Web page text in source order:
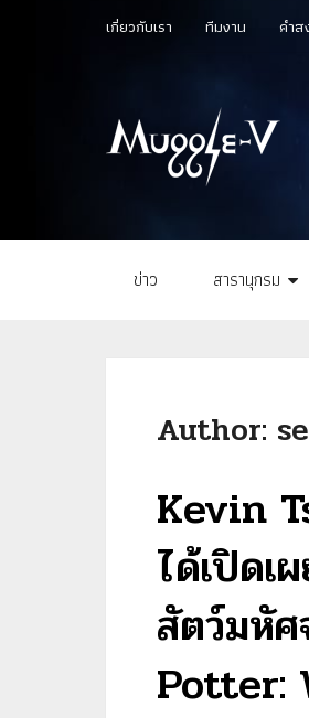
เกี่ยวกับเรา ทีมงาน คำส
ข่าว สารานุกรม
Author:
Kevin
ได้เปิด
สัตว์มหัศ
Potter: